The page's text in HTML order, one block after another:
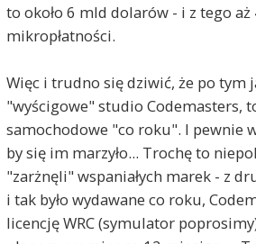
to około 6 mld dolarów - i z tego
mikropłatności.
Więc i trudno się dziwić, że po tym
"wyścigowe" studio Codemasters,
samochodowe "co roku". I pewnie
by się im marzyło... Trochę to
"zarżnęli" wspaniałych marek - z
i tak było wydawane co roku,
licencję WRC (symulator